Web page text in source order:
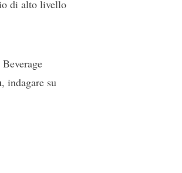
di alto livello
, indagare su